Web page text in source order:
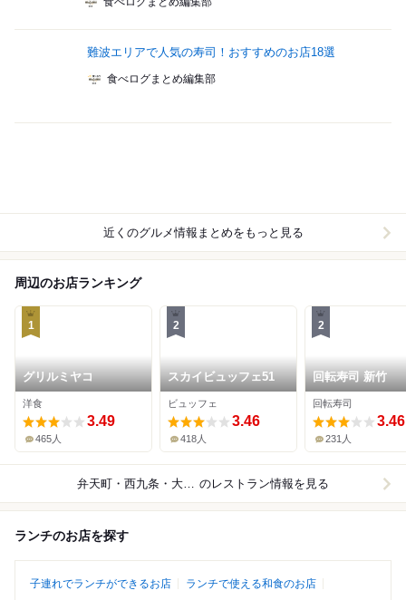
難波エリアで人気の寿司！おすすめのお店18選
食べログまとめ編集部
近くのグルメ情報まとめをもっと見る
周辺のお店ランキング
1
グリルミヤコ
洋食
3.49
465人
2
スカイビュッフェ51
ビュッフェ
3.46
418人
2
回転寿司 新竹
回転寿司
3.46
231人
弁天町・西九条・大阪ドーム のレストラン情報を見る
ランチのお店を探す
子連れでランチができるお店
ランチで使える和食のお店